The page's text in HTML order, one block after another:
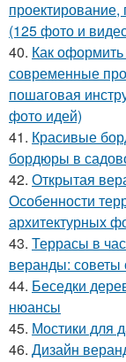
(125 фото и
40. Как
современные
пошаговая
фото идей)
41. Красивые
бордюры в
42. Открытая
Особенности
архитектурных
43. Террасы в
веранды: советы
44. Беседки
нюансы
45. Мостики для
46. Дизайн